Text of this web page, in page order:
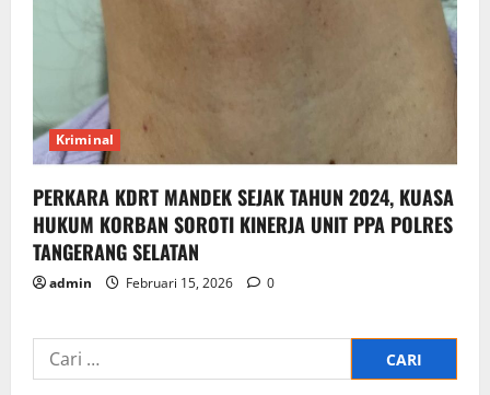
Kriminal
PERKARA KDRT MANDEK SEJAK TAHUN 2024, KUASA
HUKUM KORBAN SOROTI KINERJA UNIT PPA POLRES
TANGERANG SELATAN
admin Februari 15, 2026 0
Cari
untuk: